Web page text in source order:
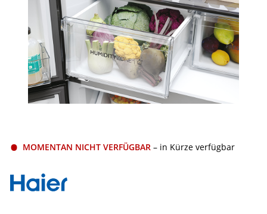
MOMENTAN NICHT VERFÜGBAR – in Kürze verfügbar